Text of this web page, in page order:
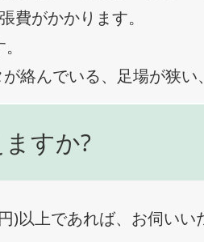
費がかかります。
絡んでいる、足場が狭い
すか?
)以上であれば、お伺いい